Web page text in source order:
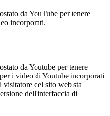
da YouTube per tenere
incorporati.
da Youtube per tenere
i video di Youtube incorporati
visitatore del sito web sta
dell'interfaccia di